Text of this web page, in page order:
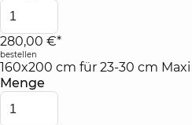
280,00 €*
bestellen
160x200 cm für 23-30 cm
Menge